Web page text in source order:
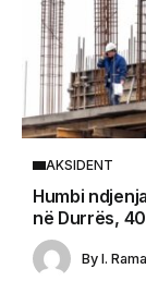
AKSIDENT
Humbi
në Durrës,
By I. Rama